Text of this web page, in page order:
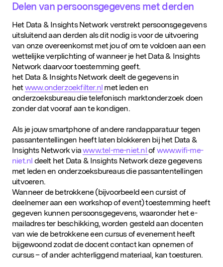
Populaire zoekopdrachten
Delen van persoonsgegevens met derden
Het Data & Insights Network verstrekt persoonsgegevens
uitsluitend aan derden als dit nodig is voor de uitvoering
van onze overeenkomst met jou of om te voldoen aan een
wettelijke verplichting of wanneer je het Data & Insights
Network daarvoor toestemming geeft.
het Data & Insights Network deelt de gegevens in
hetwww.onderzoekfilter.nl met leden en
onderzoeksbureau die telefonisch marktonderzoek doen
zonder dat vooraf aan te kondigen.
Als je jouw smartphone of andere randapparatuur tegen
passantentellingen heeft laten blokkeren bij het Data &
Insights Network viawww.tel-me-niet.nlofwww.wifi-me-
niet.nl deelt het Data & Insights Network deze gegevens
met leden en onderzoeksbureaus die passantentellingen
uitvoeren.
Wanneer de betrokkene (bijvoorbeeld een cursist of
deelnemer aan een workshop of event) toestemming heeft
gegeven kunnen persoonsgegevens, waaronder het e-
mailadres ter beschikking, worden gesteld aan docenten
van wie de betrokkene een cursus of evenement heeft
bijgewoond zodat de docent contact kan opnemen of
cursus – of ander achterliggend materiaal, kan toesturen.